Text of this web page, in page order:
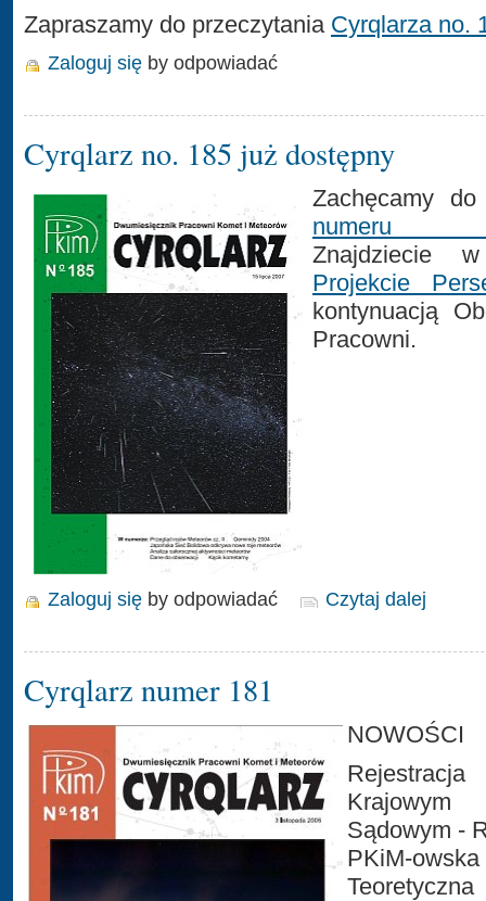
Zapraszamy do przeczytania Cyrqlarza no.
Zaloguj się by odpowiadać
Cyrqlarz no. 185 już dostępny
Zachęcamy
Znajdziecie
Projekcie
kontynuacją
Pracowni.
Zaloguj się by odpowiadać Czytaj dalej
Cyrqlarz numer 181
NOWOŚCI
Sądowym -
PKiM-